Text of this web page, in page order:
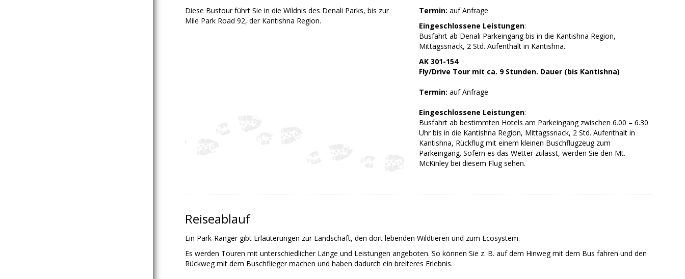
Diese Bustour führt Sie in die Wildnis des Denali Parks, bis zur
Mile Park Road 92, der Kantishna Region.
Termin: auf Anfrage
Eingeschlossene Leistungen:
Busfahrt ab Denali Parkeingang bis in die Kantishna Region,
Mittagssnack, 2 Std. Aufenthalt in Kantishna.
AK 301-154
Fly/Drive Tour mit ca. 9 Stunden. Dauer (bis Kantishna)
Termin: auf Anfrage
Eingeschlossene Leistungen:
Busfahrt ab bestimmten Hotels am Parkeingang zwischen 6.00 – 6.30
Uhr bis in die Kantishna Region, Mittagssnack, 2 Std. Aufenthalt in
Kantishna, Rückflug mit einem kleinen Buschflugzeug zum
Parkeingang. Sofern es das Wetter zulässt, werden Sie den Mt.
McKinley bei diesem Flug sehen.
Reiseablauf
Ein Park-Ranger gibt Erläuterungen zur Landschaft, den dort lebenden Wildtieren und zum Ecosystem.
Es werden Touren mit unterschiedlicher Länge und Leistungen angeboten. So können Sie z. B. auf dem Hinweg mit dem Bus fahren und den
Rückweg mit dem Buschflieger machen und haben dadurch ein breiteres Erlebnis.